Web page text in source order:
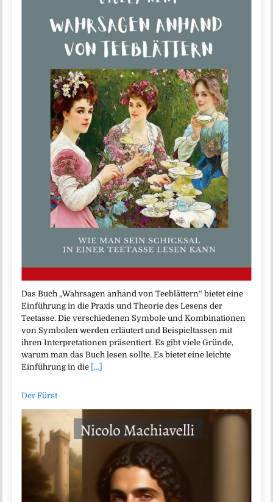
Das Buch „Wahrsagen anhand von Teeblättern“ bietet eine
Einführung in die Praxis und Theorie des Lesens der
Teetasse. Die verschiedenen Symbole und Kombinationen
von Symbolen werden erläutert und Beispieltassen mit
ihren Interpretationen präsentiert. Es gibt viele Gründe,
warum man das Buch lesen sollte. Es bietet eine leichte
Einführung in die [...]
Der Fürst